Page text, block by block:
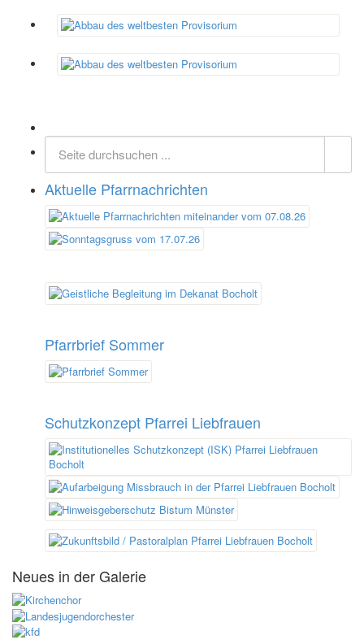
Aktuelle Pfarrnachrichten
Pfarrbrief Sommer
Schutzkonzept Pfarrei Liebfrauen
Neues in der Galerie